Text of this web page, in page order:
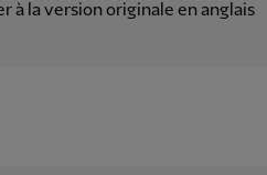
à la version originale en anglais